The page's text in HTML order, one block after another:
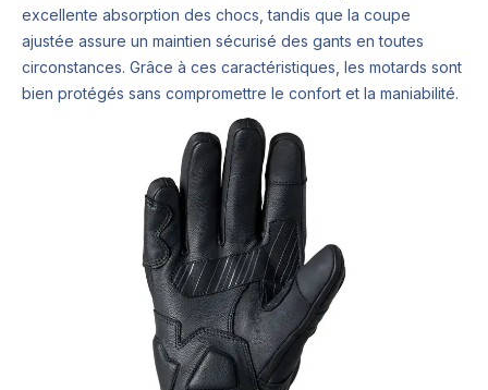
excellente absorption des chocs, tandis que la coupe
ajustée assure un maintien sécurisé des gants en toutes
circonstances. Grâce à ces caractéristiques, les motards sont
bien protégés sans compromettre le confort et la maniabilité.